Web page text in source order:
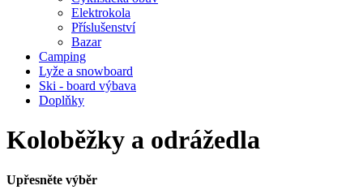
Elektrokola
Příslušenství
Bazar
Camping
Lyže a snowboard
Ski - board výbava
Doplňky
Koloběžky a odrážedla
Upřesněte výběr